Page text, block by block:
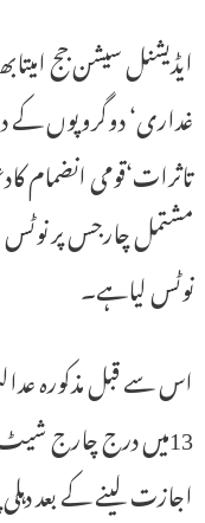
ایڈیشنل سیشن جج
غداری‘ دوگروپوں کے
تاثرات‘قومی انضمام
مشتمل چارجس پر
نوٹس لیاہے۔
اس سے قبل مذکورہ
13میں درج چارج شیٹ
اجازت لینے کے بعد